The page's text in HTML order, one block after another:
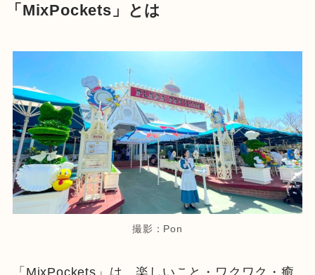
「MixPockets」とは
撮影：Pon
「MixPockets」は、楽しいこと・ワクワク・癒